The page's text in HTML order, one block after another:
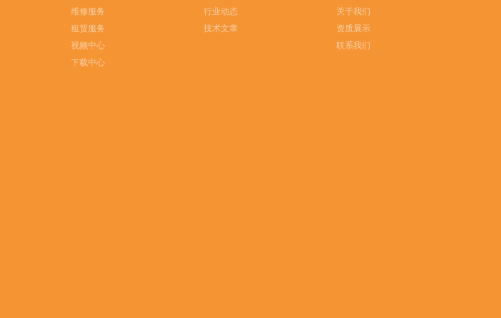
维修服务
租赁服务
视频中心
下载中心
行业动态
技术文章
关于我们
资质展示
联系我们